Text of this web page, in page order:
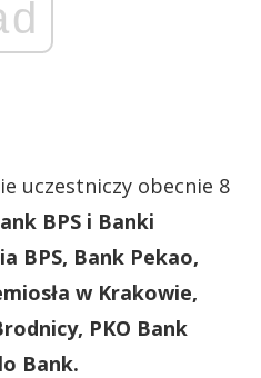
uczestniczy obecnie 8
BPS i Banki
BPS, Bank Pekao,
w Krakowie,
PKO Bank
Bank.